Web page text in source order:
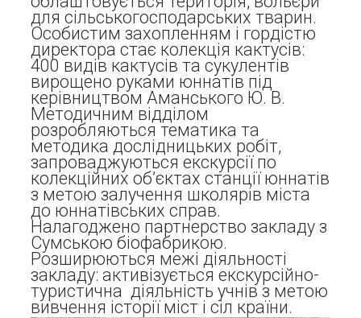
для сільськогосподарських тварин.
Особистим захопленням і гордістю
директора стає колекція кактусів:
400 видів кактусів та сукулентів
вирощено руками юннатів під
керівництвом Аманського Ю. В.
Методичним відділом
розробляються тематика та
методика дослідницьких робіт,
запроваджуються екскурсії по
колекційних об’єктах станції юннатів
з метою залучення школярів міста
до юннатівських справ.
Налагоджено партнерство закладу з
Сумською біофабрикою.
Розширюються межі діяльності
закладу: активізується екскурсійно-
туристична діяльність учнів з метою
вивчення історії міст і сіл країни.